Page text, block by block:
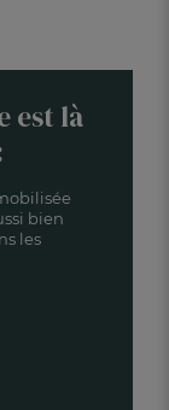
est là
bien
les